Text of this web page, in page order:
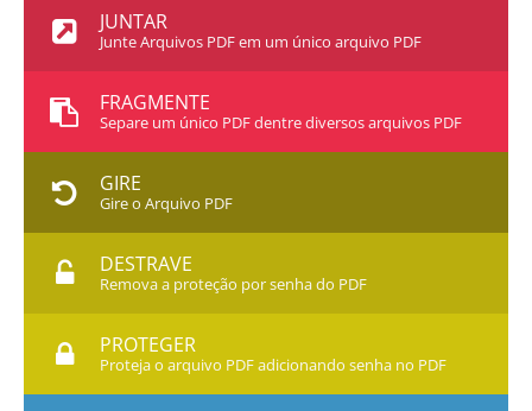
JUNTAR
Junte Arquivos PDF em um único arquivo PDF
FRAGMENTE
Separe um único PDF dentre diversos arquivos PDF
GIRE
Gire o Arquivo PDF
DESTRAVE
Remova a proteção por senha do PDF
PROTEGER
Proteja o arquivo PDF adicionando senha no PDF